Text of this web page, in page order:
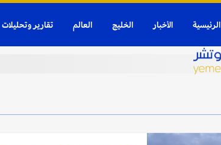
الرئيسية الأخبار الخليج العالم تقارير وتحليلات